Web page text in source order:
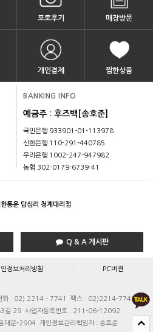
포토후기 매장방문
개인결제 찜한상품
BANKING INFO
예금주 : 후즈백[송호준]
국민은행 933901-01-113978
신한은행 110-291-440785
우리은행 1002-247-947982
농협 302-0179-6739-41
통운 답십리 청계대리점
Q & A 게시판
정보처리방침 PC버젼
화 : 02) 2214 - 7741
팩스 : 02)2214-7740
길 29 사업자등록번호 : 211-06-12092
대문-2904
개인정보관리책임자 : 송호준